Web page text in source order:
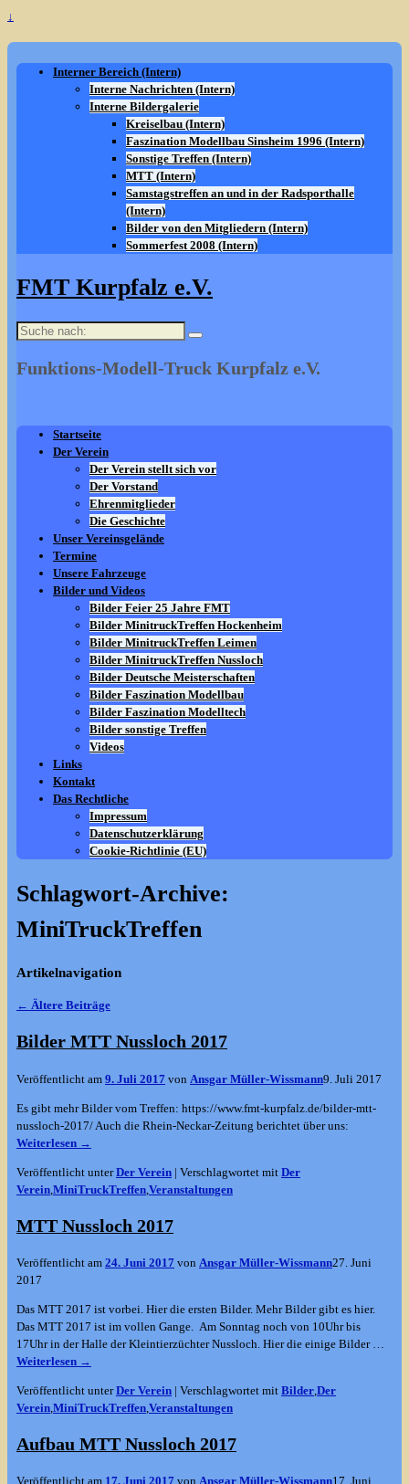
↓
Interner Bereich (Intern)
Interne Nachrichten (Intern)
Interne Bildergalerie
Kreiselbau (Intern)
Faszination Modellbau Sinsheim 1996 (Intern)
Sonstige Treffen (Intern)
MTT (Intern)
Samstagstreffen an und in der Radsporthalle
(Intern)
Bilder von den Mitgliedern (Intern)
Sommerfest 2008 (Intern)
FMT Kurpfalz e.V.
Suche
Funktions-Modell-Truck Kurpfalz e.V.
Startseite
Der Verein
Der Verein stellt sich vor
Der Vorstand
Ehrenmitglieder
Die Geschichte
Unser Vereinsgelände
Termine
Unsere Fahrzeuge
Bilder und Videos
Bilder Feier 25 Jahre FMT
Bilder MinitruckTreffen Hockenheim
Bilder MinitruckTreffen Leimen
Bilder MinitruckTreffen Nussloch
Bilder Deutsche Meisterschaften
Bilder Faszination Modellbau
Bilder Faszination Modelltech
Bilder sonstige Treffen
Videos
Links
Kontakt
Das Rechtliche
Impressum
Datenschutzerklärung
Cookie-Richtlinie (EU)
Schlagwort-Archive:
MiniTruckTreffen
Artikelnavigation
← Ältere Beiträge
Bilder MTT Nussloch 2017
Veröffentlicht am 9. Juli 2017 von Ansgar Müller-Wissmann9. Juli 2017
Es gibt mehr Bilder vom Treffen: https://www.fmt-kurpfalz.de/bilder-mtt-
nussloch-2017/ Auch die Rhein-Neckar-Zeitung berichtet über uns:
Weiterlesen →
Veröffentlicht unter Der Verein | Verschlagwortet mit Der
Verein MiniTruckTreffen Veranstaltungen
MTT Nussloch 2017
Veröffentlicht am 24. Juni 2017 von Ansgar Müller-Wissmann27. Juni
2017
Das MTT 2017 ist vorbei. Hier die ersten Bilder. Mehr Bilder gibt es hier.
Das MTT 2017 ist im vollen Gange. Am Sonntag noch von 10Uhr bis
17Uhr in der Halle der Kleintierzüchter Nussloch. Hier die einige Bilder
Weiterlesen →
Veröffentlicht unter Der Verein | Verschlagwortet mit Bilder Der
Verein MiniTruckTreffen Veranstaltungen
Aufbau MTT Nussloch 2017
Veröffentlicht am 17. Juni 2017 von Ansgar Müller-Wissmann17. Juni